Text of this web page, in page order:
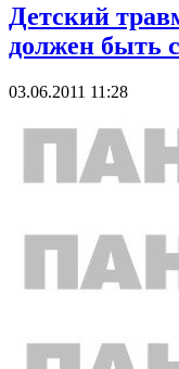
Детский
должен быть
03.06.2011 11:28